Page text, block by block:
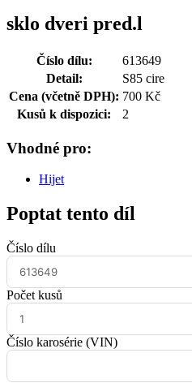
sklo dveri pred.l
Číslo dílu:
613649
Detail:
S85 cire
Cena (včetně DPH): 700 Kč
Kusů k dispozici:
2
Vhodné pro:
Hijet
Poptat tento díl
Číslo dílu
Počet kusů
Číslo karosérie (VIN)